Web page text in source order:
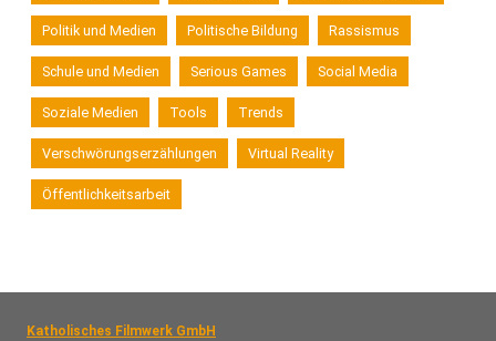
Politik und Medien Politische Bildung Rassismus
Schule und Medien Serious Games Social Media
Soziale Medien Tools Trends
Verschwörungserzählungen Virtual Reality
Öffentlichkeitsarbeit
Katholisches Filmwerk GmbH